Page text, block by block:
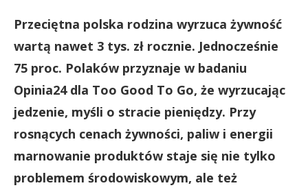
Przeciętna polska rodzina wyrzuca żywność
wartą nawet 3 tys. zł rocznie. Jednocześnie
75 proc. Polaków przyznaje w badaniu
Opinia24 dla Too Good To Go, że wyrzucając
jedzenie, myśli o stracie pieniędzy. Przy
rosnących cenach żywności, paliw i energii
marnowanie produktów staje się nie tylko
problemem środowiskowym, ale też